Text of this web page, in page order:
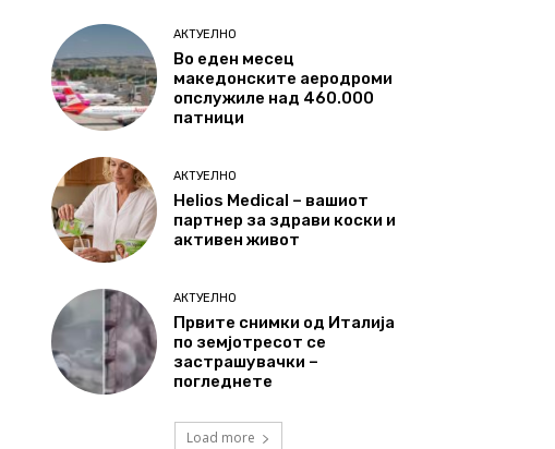
АКТУЕЛНО
Во еден месец
македонските аеродроми
опслужиле над 460.000
патници
АКТУЕЛНО
Helios Medical – вашиот
партнер за здрави коски и
активен живот
АКТУЕЛНО
Првите снимки од Италија
по земјотресот се
застрашувачки –
погледнете
Load more